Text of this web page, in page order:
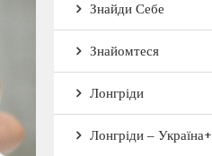
Знайди Себе
Знайомтеся
Лонгріди
Лонгріди – Україна+